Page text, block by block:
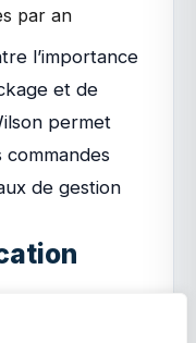
par an
l’importance
et de
permet
commandes
de gestion